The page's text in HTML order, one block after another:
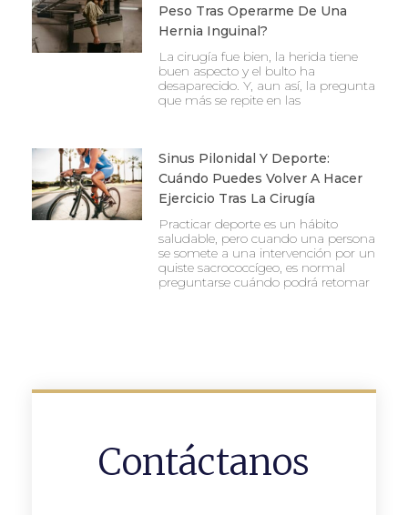
Peso Tras Operarme De Una
Hernia Inguinal?
La cirugía fue bien, la herida tiene
buen aspecto y el bulto ha
desaparecido. Y, aun así, la pregunta
que más se repite en las
Sinus Pilonidal Y Deporte:
Cuándo Puedes Volver A Hacer
Ejercicio Tras La Cirugía
Practicar deporte es un hábito
saludable, pero cuando una persona
se somete a una intervención por un
quiste sacrococcígeo, es normal
preguntarse cuándo podrá retomar
Contáctanos